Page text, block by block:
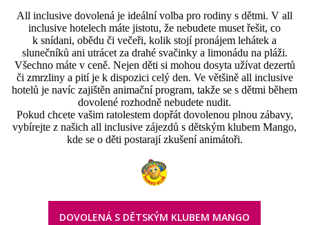
All inclusive dovolená je ideální volba pro rodiny s dětmi. V all
inclusive hotelech máte jistotu, že nebudete muset řešit, co
k snídani, obědu či večeři, kolik stojí pronájem lehátek a
slunečníků ani utrácet za drahé svačinky a limonádu na pláži.
Všechno máte v ceně. Nejen děti si mohou dosyta užívat dezertů
či zmrzliny a pití je k dispozici celý den. Ve většině all inclusive
hotelů je navíc zajištěn animační program, takže se s dětmi během
dovolené rozhodně nebudete nudit.
Pokud chcete vašim ratolestem dopřát dovolenou plnou zábavy,
vybírejte z našich all inclusive zájezdů s dětským klubem Mango,
kde se o děti postarají zkušení animátoři.
DOVOLENÁ S DĚTSKÝM KLUBEM MANGO